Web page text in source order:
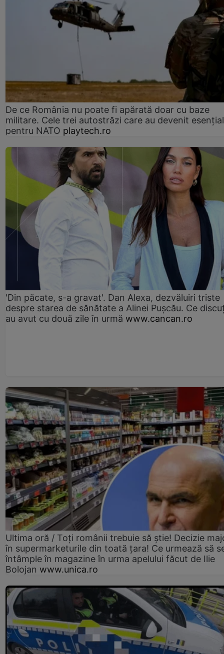
De ce România nu poate fi apărată doar cu baze
militare. Cele trei autostrăzi care au devenit
pentru NATO playtech.ro
'Din păcate, s-a gravat'. Dan Alexa, dezvăluiri triste
despre starea de sănătate a Alinei Pușcău. Ce
au avut cu două zile în urmă www.cancan.ro
Ultima oră / Toți românii trebuie să știe! Decizie
în supermarketurile din toată țara! Ce urmează să
întâmple în magazine în urma apelului făcut de Ilie
Bolojan www.unica.ro